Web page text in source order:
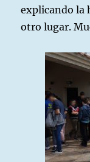
explicando la
otro lugar.